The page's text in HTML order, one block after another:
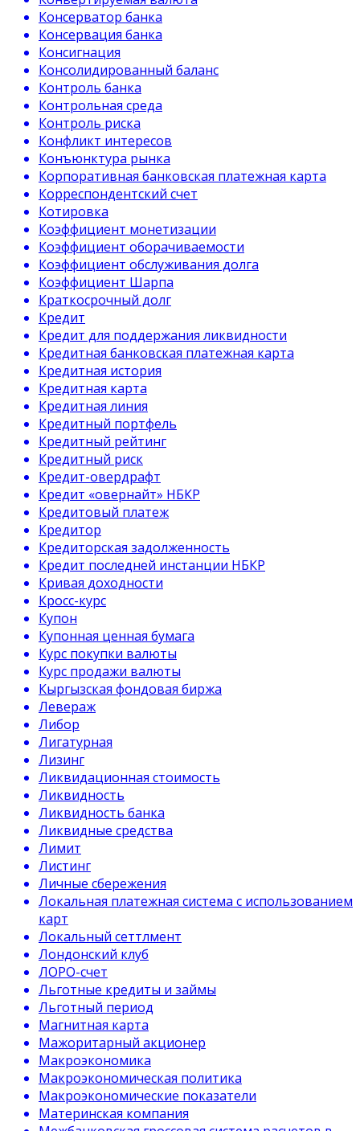
Консерватор банка
Консервация банка
Консигнация
Консолидированный баланс
Контроль банка
Контрольная среда
Контроль риска
Конфликт интересов
Конъюнктура рынка
Корпоративная банковская платежная карта
Корреспондентский счет
Котировка
Коэффициент монетизации
Коэффициент оборачиваемости
Коэффициент обслуживания долга
Коэффициент Шарпа
Краткосрочный долг
Кредит
Кредит для поддержания ликвидности
Кредитная банковская платежная карта
Кредитная история
Кредитная карта
Кредитная линия
Кредитный портфель
Кредитный рейтинг
Кредитный риск
Кредит-овердрафт
Кредит «овернайт» НБКР
Кредитовый платеж
Кредитор
Кредиторская задолженность
Кредит последней инстанции НБКР
Кривая доходности
Кросс-курс
Купон
Купонная ценная бумага
Курс покупки валюты
Курс продажи валюты
Кыргызская фондовая биржа
Левераж
Либор
Лигатурная
Лизинг
Ликвидационная стоимость
Ликвидность
Ликвидность банка
Ликвидные средства
Лимит
Листинг
Личные сбережения
Локальная платежная система с использованием
карт
Локальный сеттлмент
Лондонский клуб
ЛОРО-счет
Льготные кредиты и займы
Льготный период
Магнитная карта
Мажоритарный акционер
Макроэкономика
Макроэкономическая политика
Макроэкономические показатели
Материнская компания